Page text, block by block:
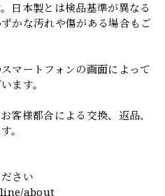
日本製とは検品基準が異なる
かな汚れや傷がある場合もご
マートフォンの画面によって
ます。
客様都合による交換、返品、
。
さい
about